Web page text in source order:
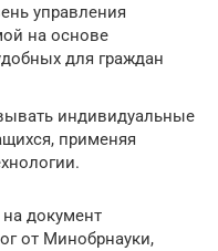
управления
на основе
для граждан
индивидуальные
применяя
документ
от Минобрнауки,